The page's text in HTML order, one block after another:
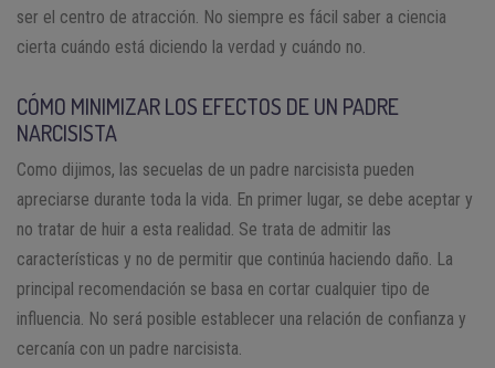
ser el centro de atracción. No siempre es fácil saber a ciencia
cierta cuándo está diciendo la verdad y cuándo no.
CÓMO MINIMIZAR LOS EFECTOS DE UN PADRE
NARCISISTA
Como dijimos, las secuelas de un padre narcisista pueden
apreciarse durante toda la vida. En primer lugar, se debe aceptar y
no tratar de huir a esta realidad. Se trata de admitir las
características y no de permitir que continúa haciendo daño. La
principal recomendación se basa en cortar cualquier tipo de
influencia. No será posible establecer una relación de confianza y
cercanía con un padre narcisista.